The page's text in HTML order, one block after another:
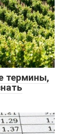
термины,